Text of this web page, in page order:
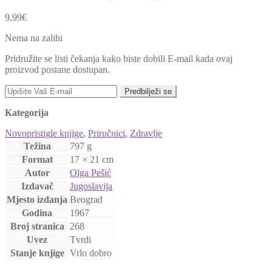
9.99€
Nema na zalihi
Pridružite se listi čekanja kako biste dobili E-mail kada ovaj
proizvod postane dostupan.
Predbilježi se
Kategorija
Novopristigle knjige, Priručnici, Zdravlje
Težina
797 g
Format
17 × 21 cm
Autor
Olga Pešić
Izdavač
Jugoslavija
Mjesto izdanja Beograd
Godina
1967
Broj stranica
268
Uvez
Tvrdi
Stanje knjige Vrlo dobro